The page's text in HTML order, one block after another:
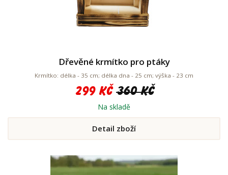
Dřevěné krmítko pro ptáky
Krmítko: délka - 35 cm; délka dna - 25 cm; výška - 23 cm
299 Kč 360 Kč
Na skladě
Detail zboží